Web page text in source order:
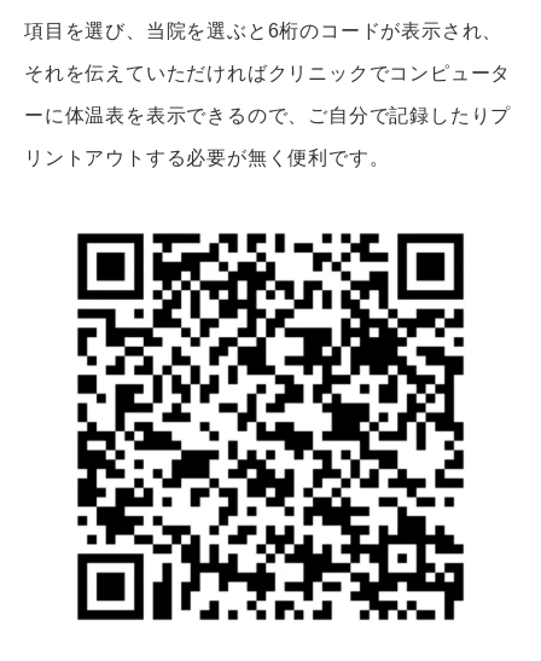
項目を選び、当院を選ぶと6桁のコードが表示され、
それを伝えていただければクリニックでコンピュータ
ーに体温表を表示できるので、 ご自分で記録したりプ
リントアウトする必要が無く便利です。